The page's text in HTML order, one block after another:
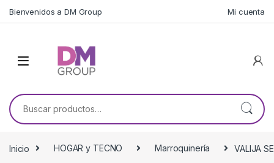
Bienvenidos a DM Group Mi cuenta
Buscar por:
Inicio HOGAR y TECNO Marroquinería VALIJA